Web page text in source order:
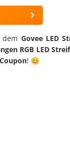
Govee LED
RGB LED
! 😊